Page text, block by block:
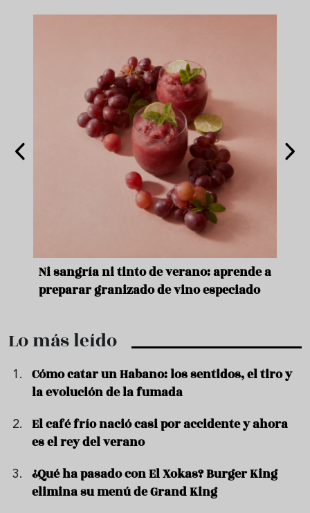
Ni sangría ni tinto de verano: aprende a
preparar granizado de vino especiado
Lo más leído
Cómo catar un Habano: los sentidos, el tiro y
la evolución de la fumada
El café frío nació casi por accidente y ahora
es el rey del verano
¿Qué ha pasado con El Xokas? Burger King
elimina su menú de Grand King